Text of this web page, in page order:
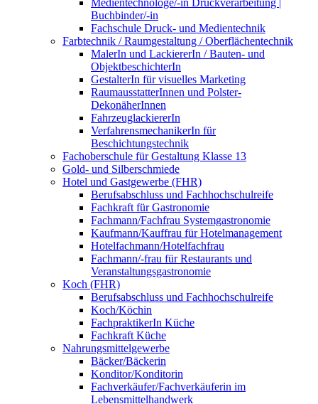
Buchbinder/-in
Fachschule Druck- und Medientechnik
Farbtechnik / Raumgestaltung / Oberflächentechnik
MalerIn und LackiererIn / Bauten- und
ObjektbeschichterIn
GestalterIn für visuelles Marketing
RaumausstatterInnen und Polster-
DekonäherInnen
FahrzeuglackiererIn
VerfahrensmechanikerIn für
Beschichtungstechnik
Fachoberschule für Gestaltung Klasse 13
Gold- und Silberschmiede
Hotel und Gastgewerbe (FHR)
Berufsabschluss und Fachhochschulreife
Fachkraft für Gastronomie
Fachmann/Fachfrau Systemgastronomie
Kaufmann/Kauffrau für Hotelmanagement
Hotelfachmann/Hotelfachfrau
Fachmann/-frau für Restaurants und
Veranstaltungsgastronomie
Koch (FHR)
Berufsabschluss und Fachhochschulreife
Koch/Köchin
FachpraktikerIn Küche
Fachkraft Küche
Nahrungsmittelgewerbe
Bäcker/Bäckerin
Konditor/Konditorin
Fachverkäufer/Fachverkäuferin im
Lebensmittelhandwerk